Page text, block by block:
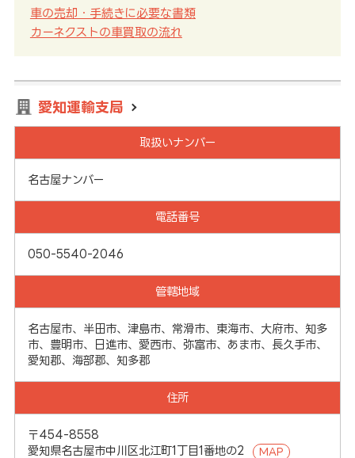
車の売却・手続きに必要な書類
カーネクストの車買取の流れ
愛知運輸支局
取扱いナンバー
名古屋ナンバー
電話番号
050-5540-2046
管轄地域
名古屋市、半田市、津島市、常滑市、東海市、大府市、知多
市、豊明市、日進市、愛西市、弥富市、あま市、長久手市、
愛知郡、海部郡、知多郡
住所
〒454-8558
愛知県名古屋市中川区北江町1丁目1番地の2
MAP